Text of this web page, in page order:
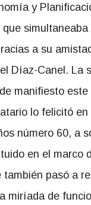
y
a su
Díaz-Canel. La
manifiesto
lo felicitó
número 60, a
en el marco
también pasó a
miríada de